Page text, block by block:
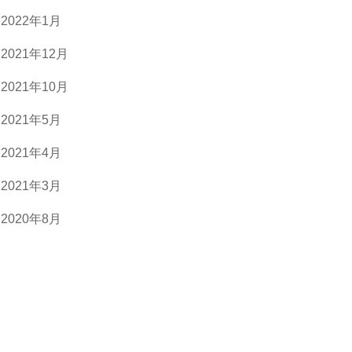
2022年1月
2021年12月
2021年10月
2021年5月
2021年4月
2021年3月
2020年8月